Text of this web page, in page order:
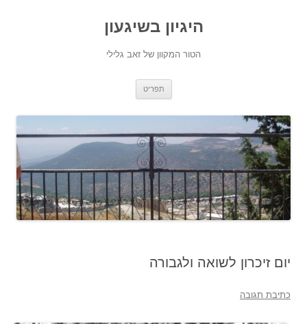
היגיון בשיגעון
הטור המקוון של זאב גלילי
תפריט
יום זיכרון לשואה ולגבורה
כתיבת תגובה